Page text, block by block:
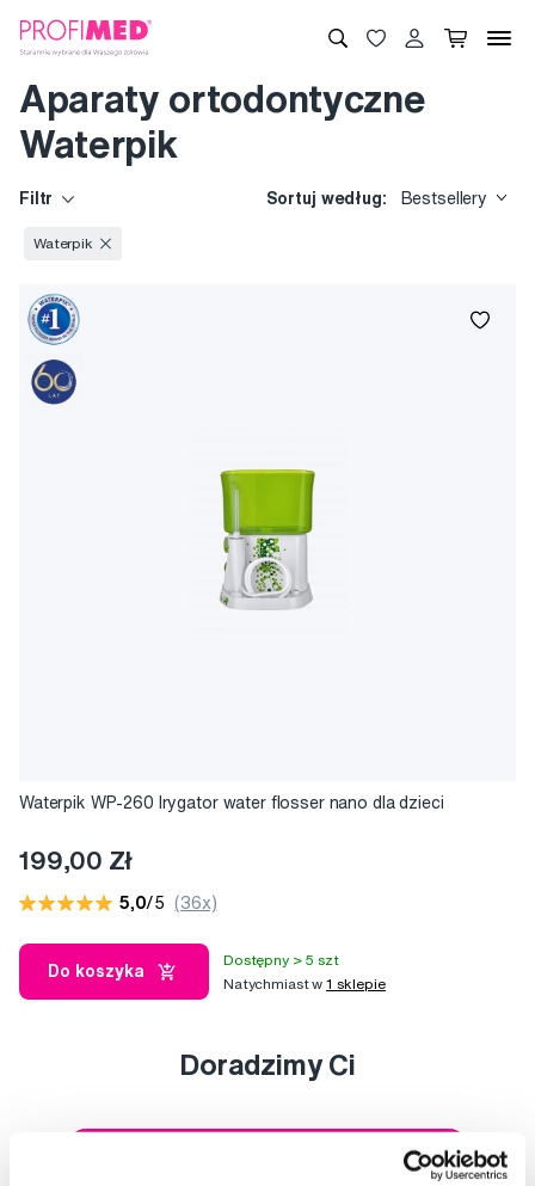
Aparaty ortodontyczne
Waterpik
Filtr Sortuj według: Bestsellery
Waterpik
Waterpik WP-260 Irygator water flosser nano dla dzieci
199,00 Zł
5,0/5 (36x)
Do koszyka
Dostępny > 5 szt
Natychmiast w1 sklepie
Doradzimy Ci
Napisz do naszych ekspertów